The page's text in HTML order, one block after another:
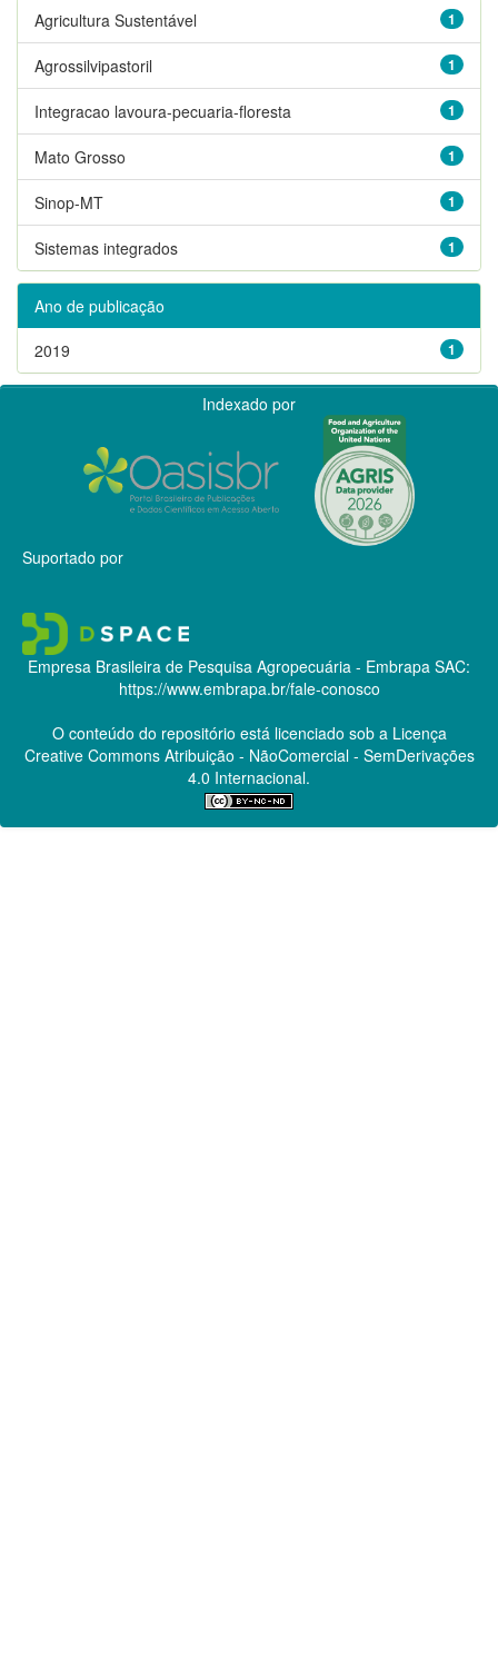
1
Agricultura Sustentável
1
Agrossilvipastoril
1
Integracao lavoura-pecuaria-floresta
1
Mato Grosso
1
Sinop-MT
1
Sistemas integrados
Ano de publicação
1
2019
Indexado por
Suportado por
Empresa Brasileira de Pesquisa Agropecuária - Embrapa SAC:
https://www.embrapa.br/fale-conosco
O conteúdo do repositório está licenciado sob a Licença
Creative CommonsAtribuição - NãoComercial - SemDerivações
4.0 Internacional.